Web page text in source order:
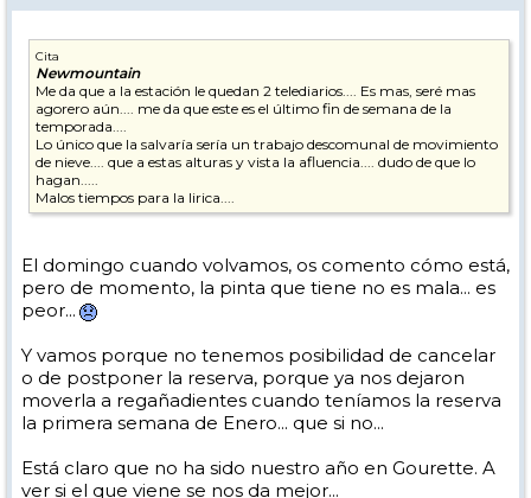
Cita
Newmountain
Me da que a la estación le quedan 2 telediarios.... Es mas, seré mas
agorero aún.... me da que este es el último fin de semana de la
temporada....
Lo único que la salvaría sería un trabajo descomunal de movimiento
de nieve.... que a estas alturas y vista la afluencia.... dudo de que lo
hagan.....
Malos tiempos para la lirica....
El domingo cuando volvamos, os comento cómo está,
pero de momento, la pinta que tiene no es mala... es
peor...
Y vamos porque no tenemos posibilidad de cancelar
o de postponer la reserva, porque ya nos dejaron
moverla a regañadientes cuando teníamos la reserva
la primera semana de Enero... que si no...
Está claro que no ha sido nuestro año en Gourette. A
ver si el que viene se nos da mejor...